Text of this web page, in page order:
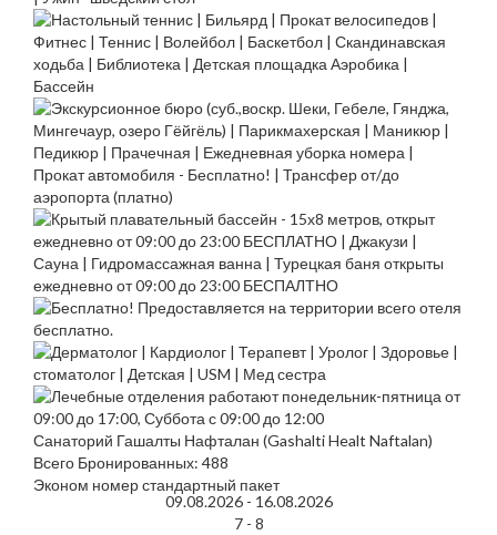
Санаторий Гашалты Нафталан (Gashalti Healt Naftalan)
Всего Бронированных: 488
Эконом номер стандартный пакет
09.08.2026 - 16.08.2026
7 - 8